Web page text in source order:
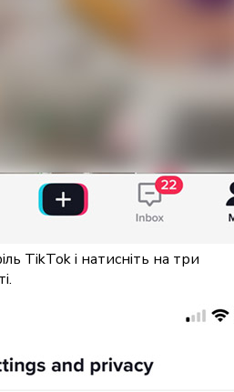
TikTok і натисніть на три